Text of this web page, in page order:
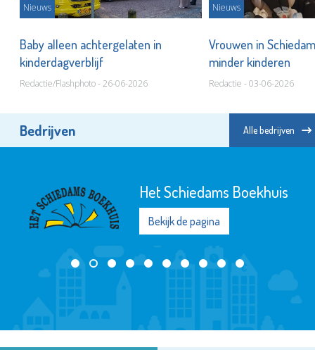
Nieuws
Baby alleen achtergelaten in
kinderdagverblijf
Redactie/Flashphoto - 26-06-2026
Nieuws
Vrouwen in
minder kinderen
Redactie - 03-06-2026
Bedrijven Alle bedrijven
Het Schiedams Boekhuis
Bekijk de pagina